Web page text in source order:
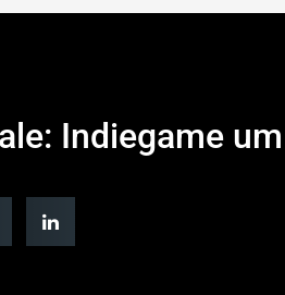
Indiegame